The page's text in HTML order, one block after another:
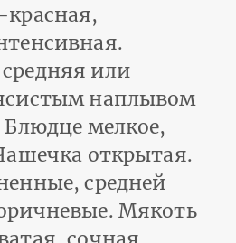
или
наплывом
мелкое,
открытая.
средней
Мякоть